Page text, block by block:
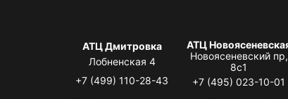
АТЦ Дмитровка
Лобненская 4
+7 (499) 110-28-43
АТЦ
Новоясеневский пр,
8с1
+7 (495) 023-10-01